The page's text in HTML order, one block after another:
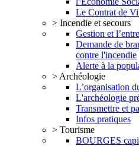
Le Contrat de
> Incendie et secours
Gestion et
Demande de
contre l'incendie
Alerte à la
> Archéologie
L’organisation
L'archéologie
Transmettre et
Infos pratiques
> Tourisme
BOURGES